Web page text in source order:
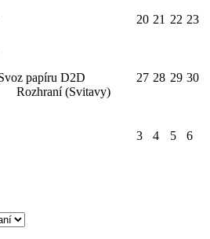
20 21 22 23
papíru D2D
Rozhraní (Svitavy)
27 28 29 30
3 4 5
6